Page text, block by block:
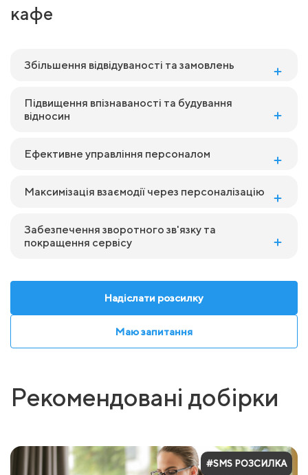
кафе
Збільшення відвідуваності та замовлень
Підвищення впізнаваності та будування
відносин
Ефективне управління персоналом
Максимізація взаємодії через персоналізацію
Забезпечення зворотного зв'язку та
покращення сервісу
Надіслати розсилку
Маю запитання
Рекомендовані добірки
#SMS РОЗСИЛКА